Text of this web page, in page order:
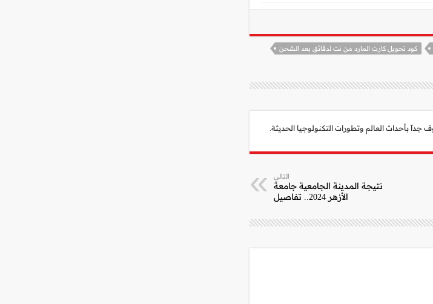
كود تحويل كارت المارد من نت لدقائق بعد الشحن
التالي
نتيجة المدينة الجامعية جامعة
الأزهر 2024.. تفاصيل